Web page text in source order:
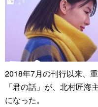
2018年7月の刊行以来、
「君の話」が、北村匠
になった。